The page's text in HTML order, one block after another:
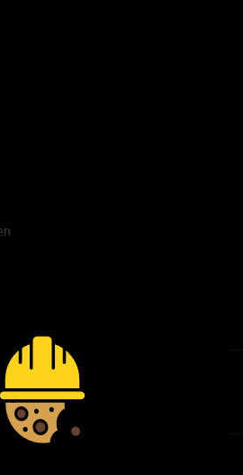
Bel met onze experts
+31(0)76 751 25 18